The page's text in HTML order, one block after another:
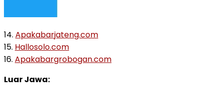
14. Apakabarjateng.com
15. Hallosolo.com
16. Apakabargrobogan.com
Luar Jawa: